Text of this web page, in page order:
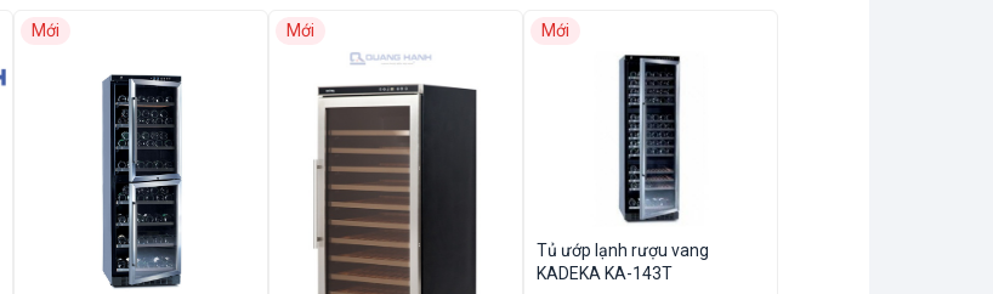
Mới Mới Mới
Tủ ướp lạnh rượu vang
KADEKA KA-143T